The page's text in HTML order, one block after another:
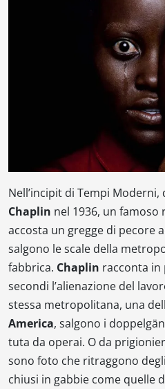
Nell’incipit di Tempi Moderni,
Chaplin nel 1936, un
accosta un gregge di pecore
salgono le scale della
fabbrica. Chaplin racconta in
secondi l’alienazione del
stessa metropolitana, una
America, salgono i
tuta da operai. O da
sono foto che ritraggono
chiusi in gabbie come quelle